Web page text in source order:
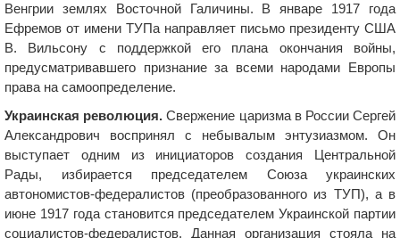
Венгрии землях Восточной Галичины. В январе 1917 года
Ефремов от имени ТУПа направляет письмо президенту США
В. Вильсону с поддержкой его плана окончания войны,
предусматривавшего признание за всеми народами Европы
права на самоопределение.
Украинская революция. Свержение царизма в России Сергей
Александрович воспринял с небывалым энтузиазмом. Он
выступает одним из инициаторов создания Центральной
Рады, избирается председателем Союза украинских
автономистов-федералистов (преобразованного из ТУП), а в
июне 1917 года становится председателем Украинской партии
социалистов-федералистов. Данная организация стояла на